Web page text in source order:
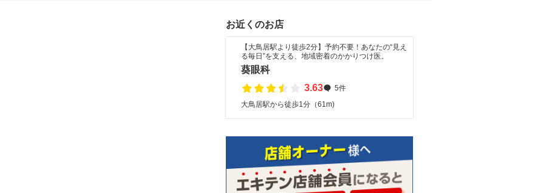
お近くのお店
【大鳥居駅より徒歩2分】予約不要！あなたの“見え
る毎日”を支える、地域密着のかかりつけ医。
葵眼科
3.63
5件
大鳥居駅から徒歩1分（61m)